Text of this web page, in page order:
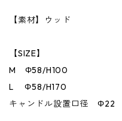
【素材】ウッド
【SIZE】
M Φ58/H100
L Φ58/H170
キャンドル設置口径 Φ22